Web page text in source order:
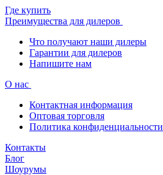
Где купить
Преимущества для дилеров
Что получают наши дилеры
Гарантии для дилеров
Напишите нам
О нас
Контактная информация
Оптовая торговля
Политика конфиденциальности
Контакты
Блог
Шоурумы